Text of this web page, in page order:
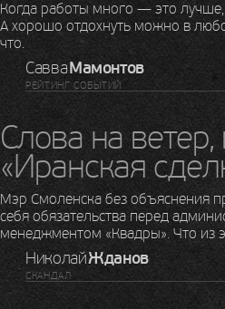
Когда работы много — это лучше,
А хорошо отдохнуть можно в
что.
СавваМамонтов
РЕЙТИНГ СОБЫТИЙ
Слова на ветер,
«Иранская
Мэр Смоленска без объяснения
себя обязательства перед
менеджментом «Квадры». Что из
НиколайЖданов
СКАНДАЛ